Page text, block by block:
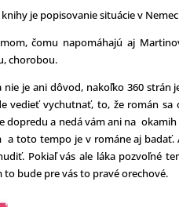
je popisovanie situácie v
čomu napomáhajú aj
chorobou.
je ani dôvod, nakoľko 360 strán
vedieť vychutnať, to, že román
dopredu a nedá vám ani na
toto tempo je v románe aj badať.
Pokiaľ vás ale láka pozvoľné
bude pre vás to pravé orechové.